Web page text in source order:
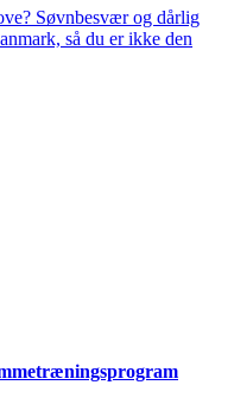
Søvnbesvær og dårlig
så du er ikke den